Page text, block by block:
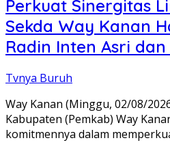
Perkuat Sinergitas
Sekda Way Kanan
Radin Inten Asri
Tvnya Buruh
Way Kanan (Minggu, 02/08/
Kabupaten (Pemkab) Way
komitmennya dalam